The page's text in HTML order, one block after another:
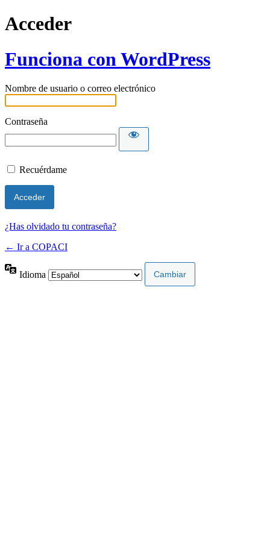
Acceder
Funciona con WordPress
Nombre de usuario o correo electrónico
Contraseña
Recuérdame
¿Has olvidado tu contraseña?
← Ir a COPACI
Idioma